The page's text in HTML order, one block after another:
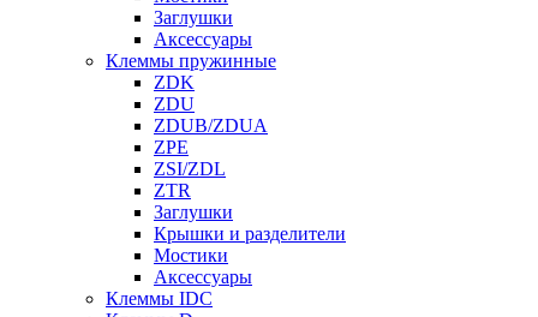
Заглушки
Аксессуары
Клеммы пружинные
ZDK
ZDU
ZDUB/ZDUA
ZPE
ZSI/ZDL
ZTR
Заглушки
Крышки и разделители
Мостики
Аксессуары
Клеммы IDC